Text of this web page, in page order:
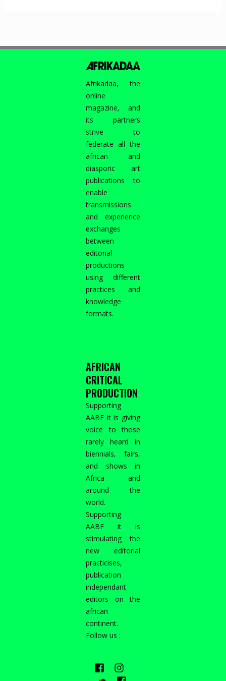
Afrikadaa, the
online
magazine, and
its partners
strive to
federate all the
african and
diasporic art
publications to
enable
transmissions
and experience
exchanges
between
editorial
productions
using different
practices and
knowledge
formats.
AFRICAN
CRITICAL
PRODUCTION
Supporting
AABF it is giving
voice to those
rarely heard in
biennials, fairs,
and shows in
Africa and
around the
world.
Supporting
AABF it is
stimulating the
new editorial
practicises,
publication
independant
editors on the
african
continent.
Follow us :